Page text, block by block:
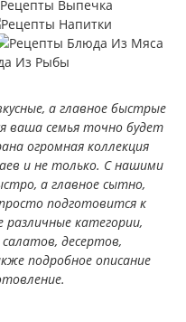
а главное быстрые
ваша семья точно будет
огромная коллекция
и не только. С нашими
а главное сытно,
подготовится к
различные категории,
десертов,
подробное описание